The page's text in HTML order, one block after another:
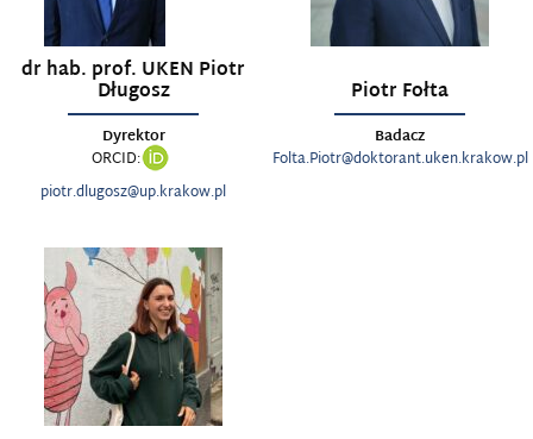
dr hab. prof. UKEN Piotr
Długosz
Dyrektor
ORCID:
piotr.dlugosz@up.krakow.pl
Piotr Fołta
Badacz
Folta.Piotr@doktorant.uken.krakow.pl